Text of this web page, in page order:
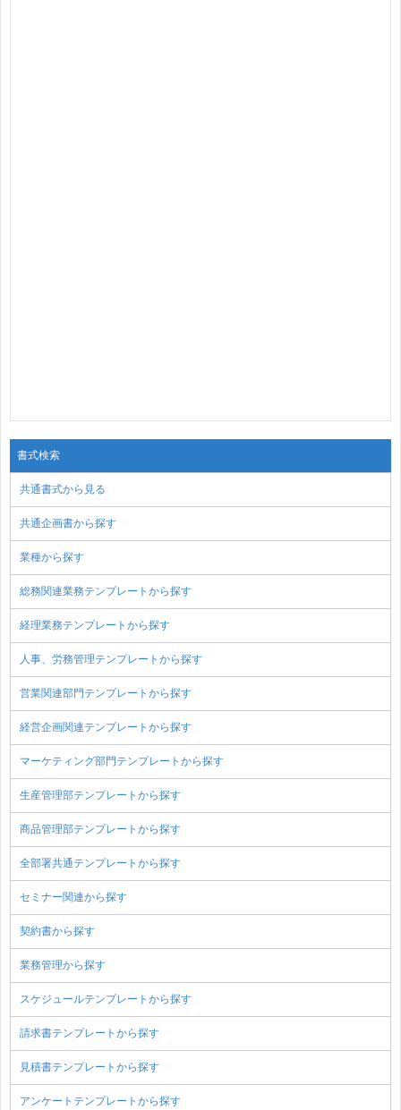
書式検索
共通書式から見る
共通企画書から探す
業種から探す
総務関連業務テンプレートから探す
経理業務テンプレートから探す
人事、労務管理テンプレートから探す
営業関連部門テンプレートから探す
経営企画関連テンプレートから探す
マーケティング部門テンプレートから探す
生産管理部テンプレートから探す
商品管理部テンプレートから探す
全部署共通テンプレートから探す
セミナー関連から探す
契約書から探す
業務管理から探す
スケジュールテンプレートから探す
請求書テンプレートから探す
見積書テンプレートから探す
アンケートテンプレートから探す